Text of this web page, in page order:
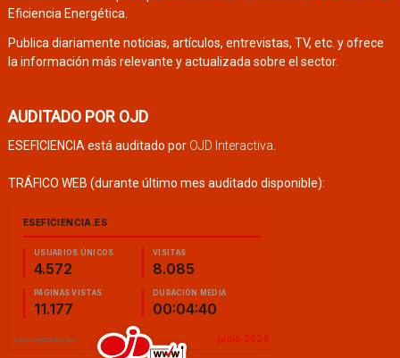
Eficiencia Energética.
Publica diariamente noticias, artículos, entrevistas, TV, etc. y ofrece
la información más relevante y actualizada sobre el sector.
AUDITADO POR OJD
ESEFICIENCIA está auditado por OJD Interactiva
TRÁFICO WEB (durante último mes auditado disponible):